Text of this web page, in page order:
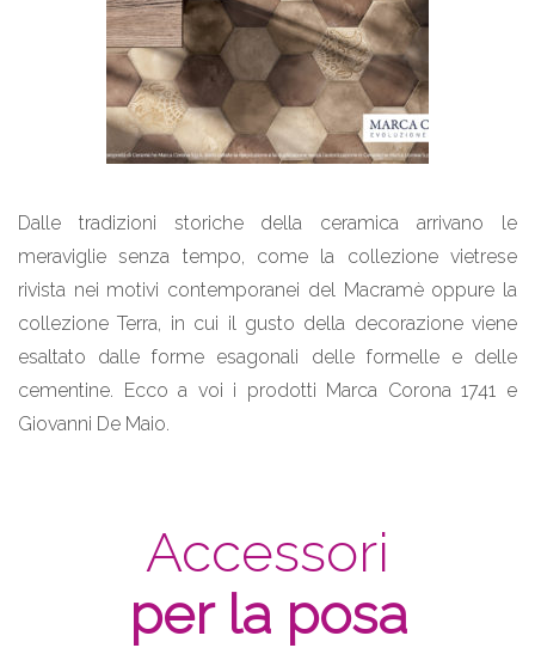
Dalle tradizioni storiche della ceramica arrivano le
meraviglie senza tempo, come la collezione vietrese
rivista nei motivi contemporanei del Macramè oppure la
collezione Terra, in cui il gusto della decorazione viene
esaltato dalle forme esagonali delle formelle e delle
cementine. Ecco a voi i prodotti Marca Corona 1741 e
Giovanni De Maio.
Accessori
per la posa